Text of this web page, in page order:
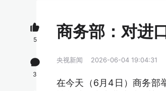
商务部：对进
央视新闻 2026-06-04 19:04:31
在今天（6月4日）商务部
5
3